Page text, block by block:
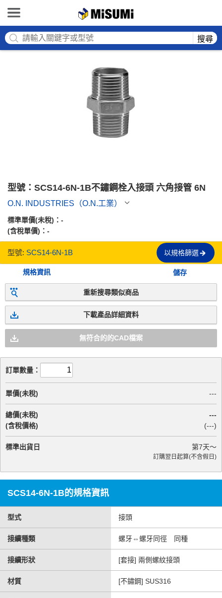
搜尋
型號：SCS14-6N-1B不鏽鋼栓入接頭 六角接管 6N
O.N. INDUSTRIES（O.N.工業）
標準單價(未稅)： -
(含稅單價)： -
型號: SCS14-6N-1B 以規格篩選
規格資訊 儲存
重新搜尋類似商品
下載產品詳細資料
無符合的的CAD檔案
訂單數量：
單價(未稅) ---
總價(未稅)
(含稅價格)
---
(---)
標準出貨日 第7天～
訂購翌日起算(不含假日)
SCS14-6N-1B的規格資訊
型式 接頭
接續種類 螺牙⇔螺牙同徑 同種
接續形狀 [套接] 兩側螺紋接頭
材質 [不鏽鋼] SUS316